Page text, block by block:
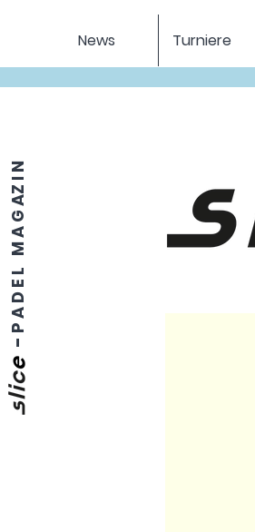
-
P A D E L M A G AZ I N
News Turniere